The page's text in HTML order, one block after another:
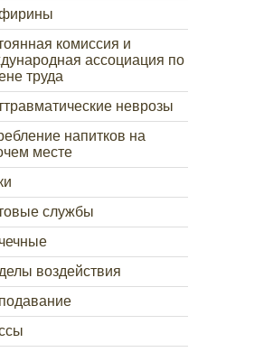
комиссия и
ассоциация по
труда
неврозы
напитков на
месте
службы
воздействия